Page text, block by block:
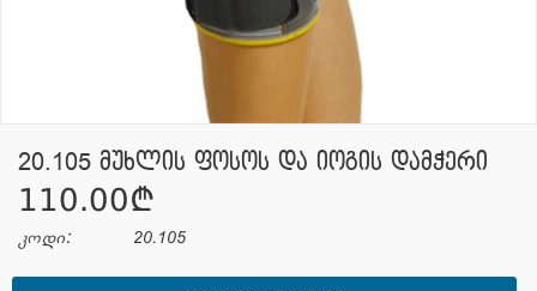
20.105 მუხლის ფოსოს და იოგის დამჭერი
110.00¢
კოდი: 20.105